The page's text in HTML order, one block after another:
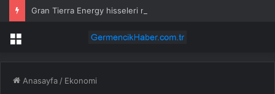
Menü
Anasayfa / Ekonomi